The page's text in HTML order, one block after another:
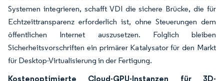
Systemen integrieren, schafft VDI die sichere Brücke, die für
Echtzeittransparenz erforderlich ist, ohne Steuerungen dem
öffentlichen Internet auszusetzen. Folglich bleiben
Sicherheitsvorschriften ein primärer Katalysator für den Markt
für Desktop-Virtualisierung in der Fertigung.
Kostenoptimierte Cloud-GPU-Instanzen für 3D-